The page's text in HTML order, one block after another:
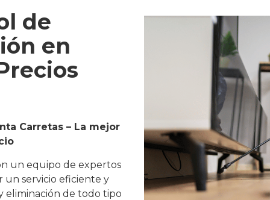
de
en
Carretas – La mejor
un equipo de expertos
un servicio eficiente y
eliminación de todo tipo